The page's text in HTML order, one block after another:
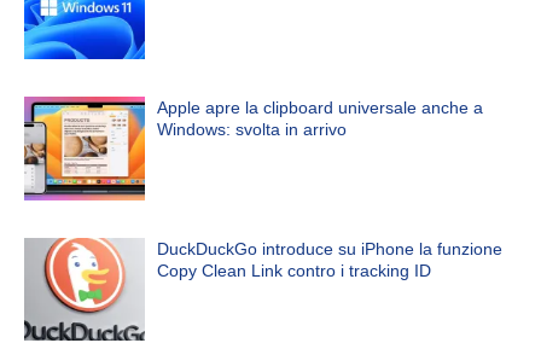
Apple apre la clipboard universale anche a
Windows: svolta in arrivo
DuckDuckGo introduce su iPhone la funzione
Copy Clean Link contro i tracking ID